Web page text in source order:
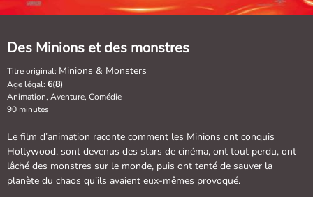
Des Minions et des monstres
Titre original: Minions & Monsters
Age légal: 6(8)
Animation, Aventure, Comédie
90 minutes
Le film d’animation raconte comment les Minions ont conquis
Hollywood, sont devenus des stars de cinéma, ont tout perdu, ont
lâché des monstres sur le monde, puis ont tenté de sauver la
planète du chaos qu’ils avaient eux-mêmes provoqué.